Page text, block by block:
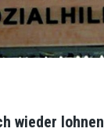
wieder lohnen